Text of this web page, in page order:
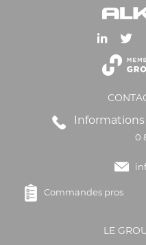
0
Commandes pros
LE